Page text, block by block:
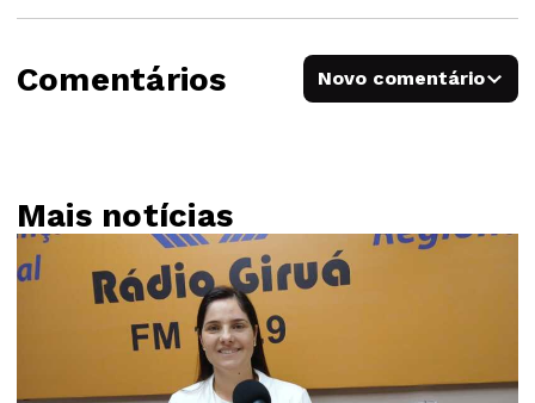
Comentários Novo comentário
Mais notícias